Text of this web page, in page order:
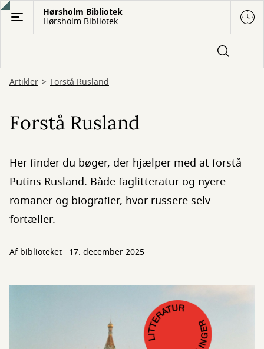
Gå
hovedindhold
Hørsholm Bibliotek
Hørsholm Bibliotek
Artikler Forstå Rusland
Forstå Rusland
Her finder du bøger, der hjælper med at forstå
Putins Rusland. Både faglitteratur og nyere
romaner og biografier, hvor russere selv
fortæller.
Af biblioteket 17. december 2025